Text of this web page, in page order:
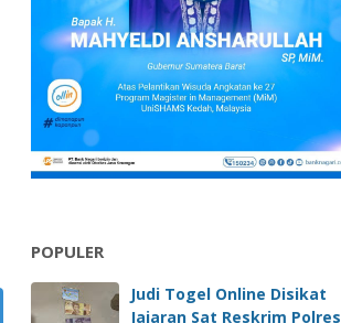
POPULER
Judi Togel Online Disikat
Jajaran Sat Reskrim Polres